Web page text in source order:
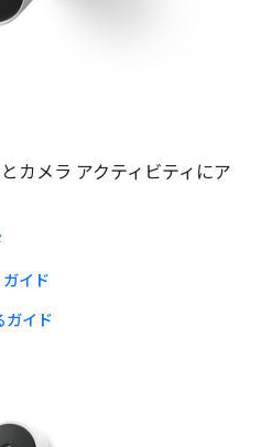
カメラ アクティビティにア
イド
ガイド